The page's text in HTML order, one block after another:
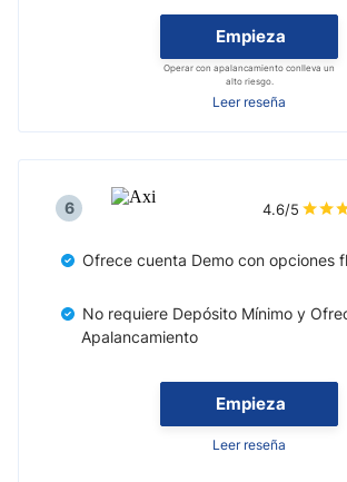
Empieza
Operar con apalancamiento conlleva un
alto riesgo.
Leer reseña
Empieza
Leer reseña
6 4.6/5
Ofrece cuenta Demo con opciones
No requiere Depósito Mínimo y
Apalancamiento